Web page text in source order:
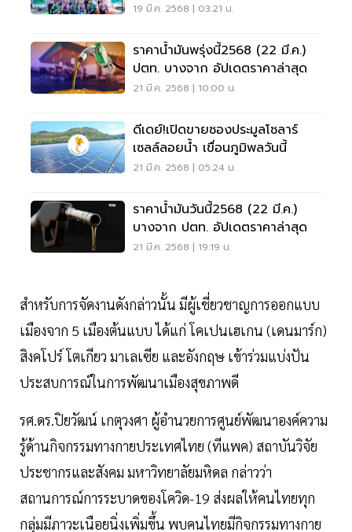
19 มี.ค. 2568 | 03:21 น.
ราคาน้ำมันพรุ่งนี้2568 (22 มี.ค.)
ปตท. บางจาก อัปเดตราคาล่าสุด
21 มี.ค. 2568 | 10:00 น.
ดีเดย์!เปิดขายซองประมูลโซลาร์
เซลล์ลอยน้ำ เขื่อนภูมิพลวันนี้
21 มี.ค. 2568 | 05:24 น.
ราคาน้ำมันวันนี้2568 (22 มี.ค.)
บางจาก ปตท. อัปเดตราคาล่าสุด
21 มี.ค. 2568 | 19:19 น.
สำหรับการจัดงานดังกล่าวนั้น มีผู้เชี่ยวชาญการออกแบบ
เมืองจาก 5 เมืองต้นแบบ ได้แก่ โคเปนเฮเกน (เดนมาร์ก)
สิงคโปร์ โตเกียว มาเลเซีย และอังกฤษ เข้าร่วมแบ่งปัน
ประสบการณ์ในการพัฒนาเมืองสุขภาพดี
รศ.ดร.ปิยวัฒน์ เกตุวงศา ผู้อำนวยการศูนย์พัฒนาองค์ความ
รู้ด้านกิจกรรมทางกายประเทศไทย (ทีแพค) สถาบันวิจัย
ประชากรและสังคม มหาวิทยาลัยมหิดล กล่าวว่า
สถานการณ์การระบาดของโควิด-19 ส่งผลให้คนไทยทุก
กลุ่มมีภาวะเนือยนิ่งเพิ่มขึ้น พบคนไทยมีกิจกรรมทางกาย